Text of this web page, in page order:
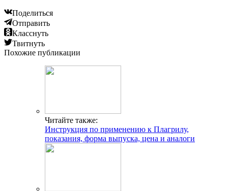
Поделиться
Отправить
Класснуть
Твитнуть
Похожие публикации
Читайте также:
Инструкция по применению к Плагрилу,
показания, форма выпуска, цена и аналоги